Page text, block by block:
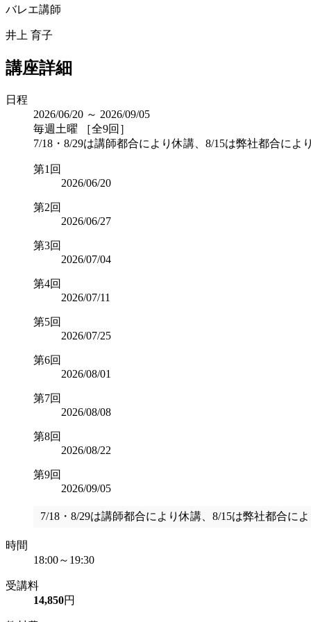
バレエ講師
井上 育子
講座詳細
日程
2026/06/20 ～ 2026/09/05
毎週土曜 ［全9回］
7/18・8/29は講師都合により休講、8/15は弊社都合によ
第1回
2026/06/20
第2回
2026/06/27
第3回
2026/07/04
第4回
2026/07/11
第5回
2026/07/25
第6回
2026/08/01
第7回
2026/08/08
第8回
2026/08/22
第9回
2026/09/05
7/18・8/29は講師都合により休講、8/15は弊社都合に
時間
18:00～19:30
受講料
14,850円